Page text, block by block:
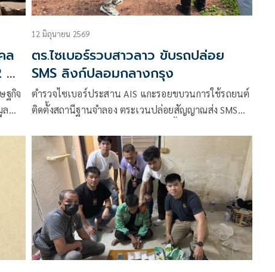
ล
น
ฐกิจ
ล
12 มิถุนายน 2569
ตร.ไซเบอร์รวบสาวลาว ขับรถปล่อย
SMS ลิงก์ปลอมกลางกรุง
ตำรวจไซเบอร์ประสาน AIS แกะรอยขบวนการใช้รถยนต์
ติดตั้งสถานีฐานจำลอง ตระเวนปล่อยสัญญาณส่ง SMS
สุดท้ายตามสกัดรถต้องสงสัยในพื้นที่บางขุนเทียน ห